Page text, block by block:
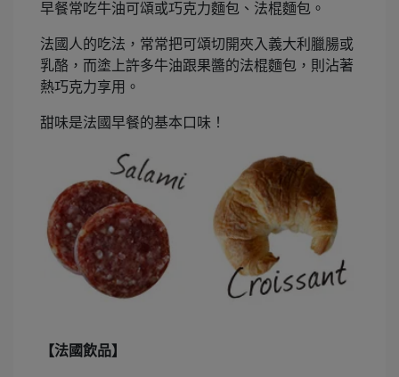
早餐常吃牛油可頌或巧克力麵包、法棍麵包。
法國人的吃法，常常把可頌切開夾入義大利臘腸或
乳酪，而塗上許多牛油跟果醬的法棍麵包，則沾著
熱巧克力享用。
甜味是法國早餐的基本口味！
【法國飲品】